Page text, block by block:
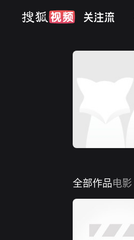
全部作品电影